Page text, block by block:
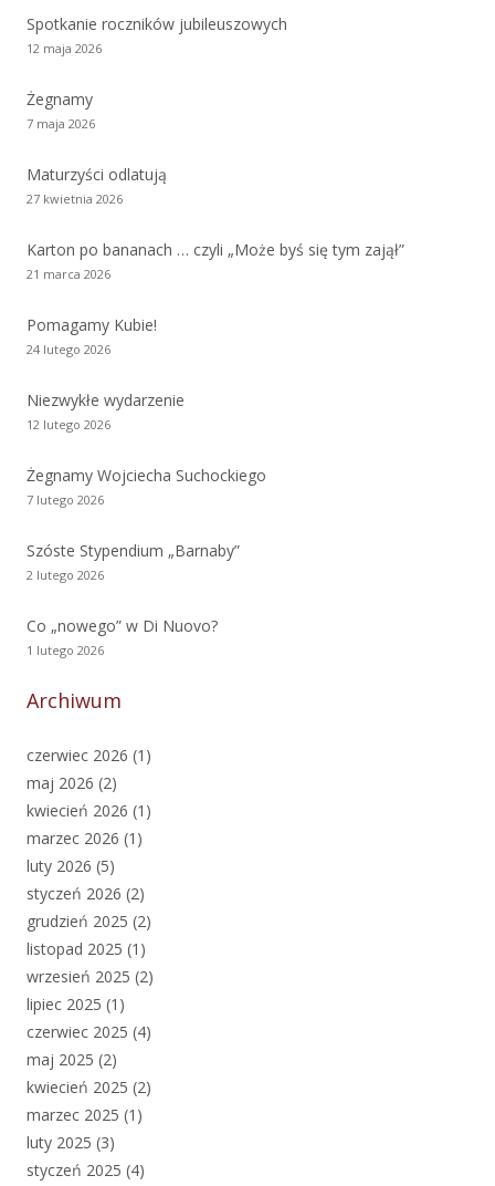
Spotkanie roczników jubileuszowych
12 maja 2026
Żegnamy
7 maja 2026
Maturzyści odlatują
27 kwietnia 2026
Karton po bananach … czyli „Może byś się tym zajął”
21 marca 2026
Pomagamy Kubie!
24 lutego 2026
Niezwykłe wydarzenie
12 lutego 2026
Żegnamy Wojciecha Suchockiego
7 lutego 2026
Szóste Stypendium „Barnaby”
2 lutego 2026
Co „nowego” w Di Nuovo?
1 lutego 2026
Archiwum
czerwiec 2026 (1)
maj 2026 (2)
kwiecień 2026 (1)
marzec 2026 (1)
luty 2026 (5)
styczeń 2026 (2)
grudzień 2025 (2)
listopad 2025 (1)
wrzesień 2025 (2)
lipiec 2025 (1)
czerwiec 2025 (4)
maj 2025 (2)
kwiecień 2025 (2)
marzec 2025 (1)
luty 2025 (3)
styczeń 2025 (4)